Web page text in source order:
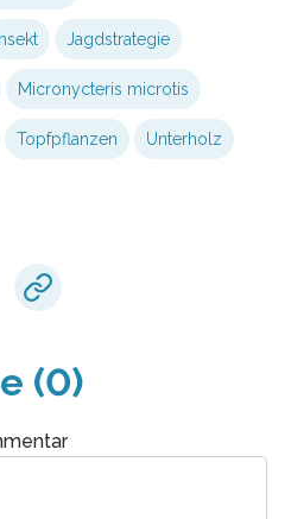
Insekt Jagdstrategie
Micronycteris microtis
Topfpflanzen Unterholz
(0)